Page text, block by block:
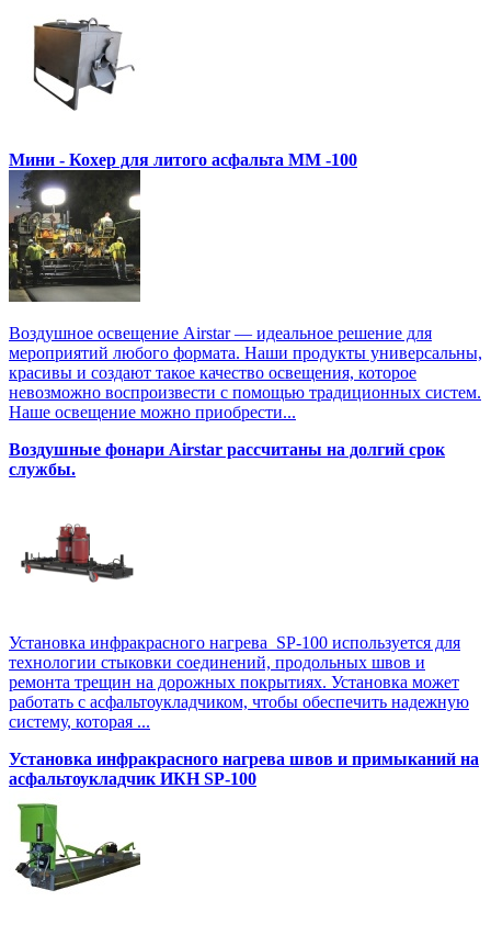
Мини - Кохер для литого асфальта MM -100
Воздушное освещение Airstar — идеальное решение для
мероприятий любого формата. Наши продукты универсальны,
красивы и создают такое качество освещения, которое
невозможно воспроизвести с помощью традиционных систем.
Наше освещение можно приобрести...
Воздушные фонари Airstar рассчитаны на долгий срок
службы.
Установка инфракрасного нагрева SP-100 используется для
технологии стыковки соединений, продольных швов и
ремонта трещин на дорожных покрытиях. Установка может
работать с асфальтоукладчиком, чтобы обеспечить надежную
систему, которая ...
Установка инфракрасного нагрева швов и примыканий на
асфальтоукладчик ИКН SP-100